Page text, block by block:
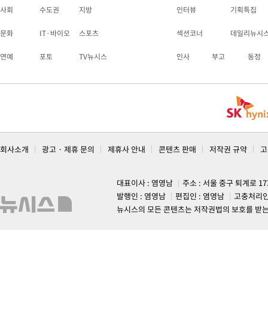
사회 수도권 지방
문화 IT·바이오 스포츠
연예 포토 TV뉴시스
인터뷰 기획특집
섹션코너 데일리뉴시
인사 부고 동정
회사소개 광고 · 제휴 문의 제휴사 안내 콘텐츠 판매 저작권 규약
대표이사 : 염영남
주소 : 서울 중구 퇴계로
발행인 : 염영남
편집인 : 염영남
고충처리
뉴시스의 모든 콘텐츠는 저작권법의 보호를